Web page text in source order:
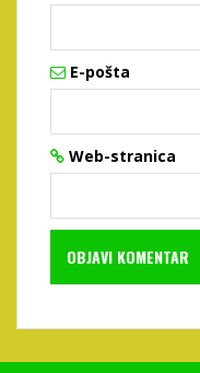
E-pošta
Web-stranica